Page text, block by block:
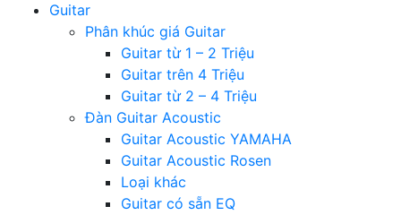
Guitar
Phân khúc giá Guitar
Guitar từ 1 – 2 Triệu
Guitar trên 4 Triệu
Guitar từ 2 – 4 Triệu
Đàn Guitar Acoustic
Guitar Acoustic YAMAHA
Guitar Acoustic Rosen
Loại khác
Guitar có sẵn EQ